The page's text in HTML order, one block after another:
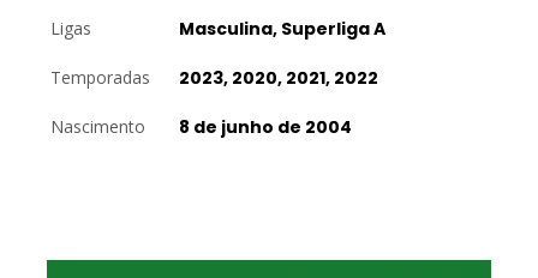
Ligas Masculina, Superliga A
Temporadas 2023, 2020, 2021, 2022
Nascimento 8 de junho de 2004